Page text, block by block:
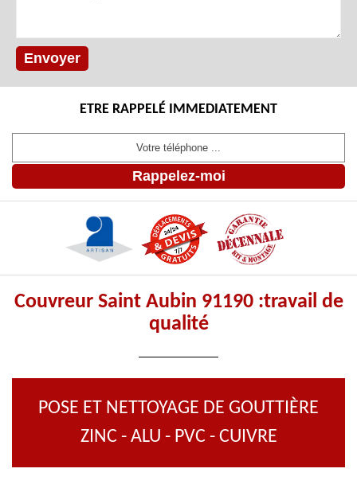
ETRE RAPPELÉ IMMEDIATEMENT
Couvreur Saint Aubin 91190 :travail de
qualité
POSE ET NETTOYAGE DE GOUTTIÈRE
ZINC - ALU - PVC - CUIVRE